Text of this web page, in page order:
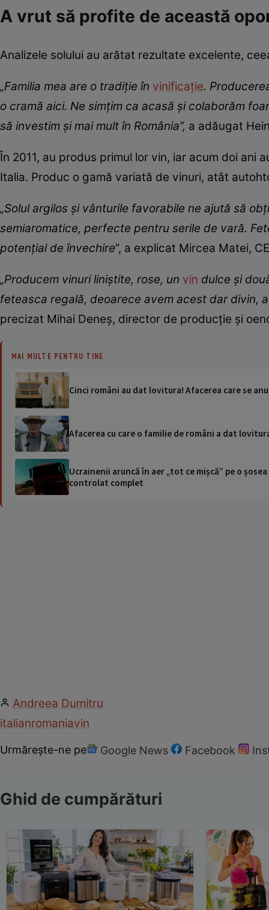
A vrut să profite de această
Analizele solului au arătat rezultate excelente,
„Familia mea are o tradiție în vinificație.
o cramă aici. Ne simțim ca acasă și colaborăm
să investim și mai mult în România”, a adăugat
În 2011, au produs primul lor vin, iar acum doi ani
Italia. Produc o gamă variată de vinuri, atât
„Solul argilos și vânturile favorabile ne ajută să
semiaromatice, perfecte pentru serile de vară.
potențial de învechire”, a explicat Mircea Matei,
„Producem vinuri liniștite, rose, un vin dulce și
feteasca regală, deoarece avem acest dar divin,
precizat Mihai Deneș, director de producție și
MAI MULTE PENTRU TINE
Cinci români au dat lovitura! Afacerea care se
Afacerea cu care o familie de români a dat
Ucrainenii aruncă în aer „tot ce mișcă” pe o
controlat complet
Andreea Dumitru
italianromaniavin
Urmărește-ne pe Google News Facebook
Ghid de cumpărături